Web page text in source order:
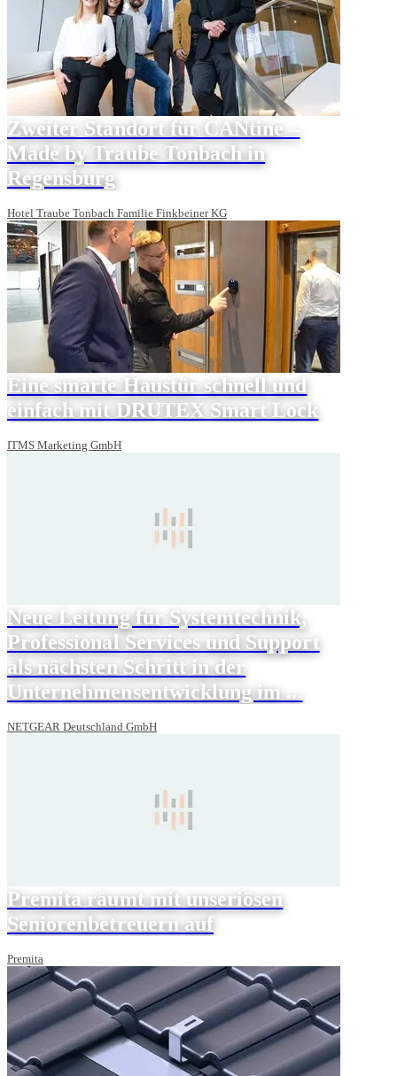
Zweiter Standort für CANtine –
Made by Traube Tonbach in
Regensburg
Hotel Traube Tonbach Familie Finkbeiner KG
Eine smarte Haustür schnell und
einfach mit DRUTEX Smart Lock
ITMS Marketing GmbH
Neue Leitung für Systemtechnik,
Professional Services und Support
als nächsten Schritt in der
Unternehmensentwicklung im ...
NETGEAR Deutschland GmbH
Premita räumt mit unseriösen
Seniorenbetreuern auf
Premita